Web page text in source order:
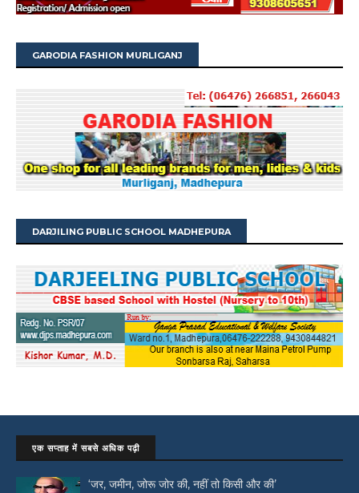
GARODIA FASHION MURLIGANJ
DARJILING PUBLIC SCHOOL MADHEPURA
एक सप्ताह में सबसे अधिक पढ़ी
‘जर, जमीन, जोरू जोर की, नहीं तो किसी और की’